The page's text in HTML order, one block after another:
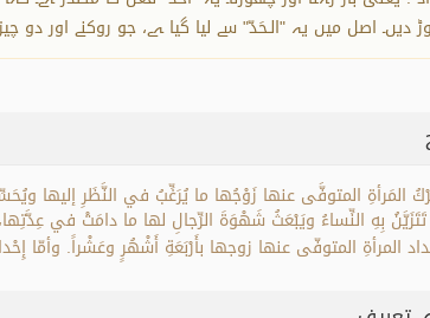
دیں۔ اصل میں یہ "الـحَدّ" سے لیا گیا ہے، جو روکنے اور دو
المَرأةِ المتوفَّى عنها زَوْجُها ما يُرَغِّبُ في النَّظَرِ إليها
بِهِ النِّساءُ ويَبْعَثُ شَهْوَةَ الرِّجالِ لها ما دامَتْ في
المرأةِ المتوفّى عنها زوجها بأَرْبَعَةِ أَشْهُرٍ وعَشْراً. وأمّا